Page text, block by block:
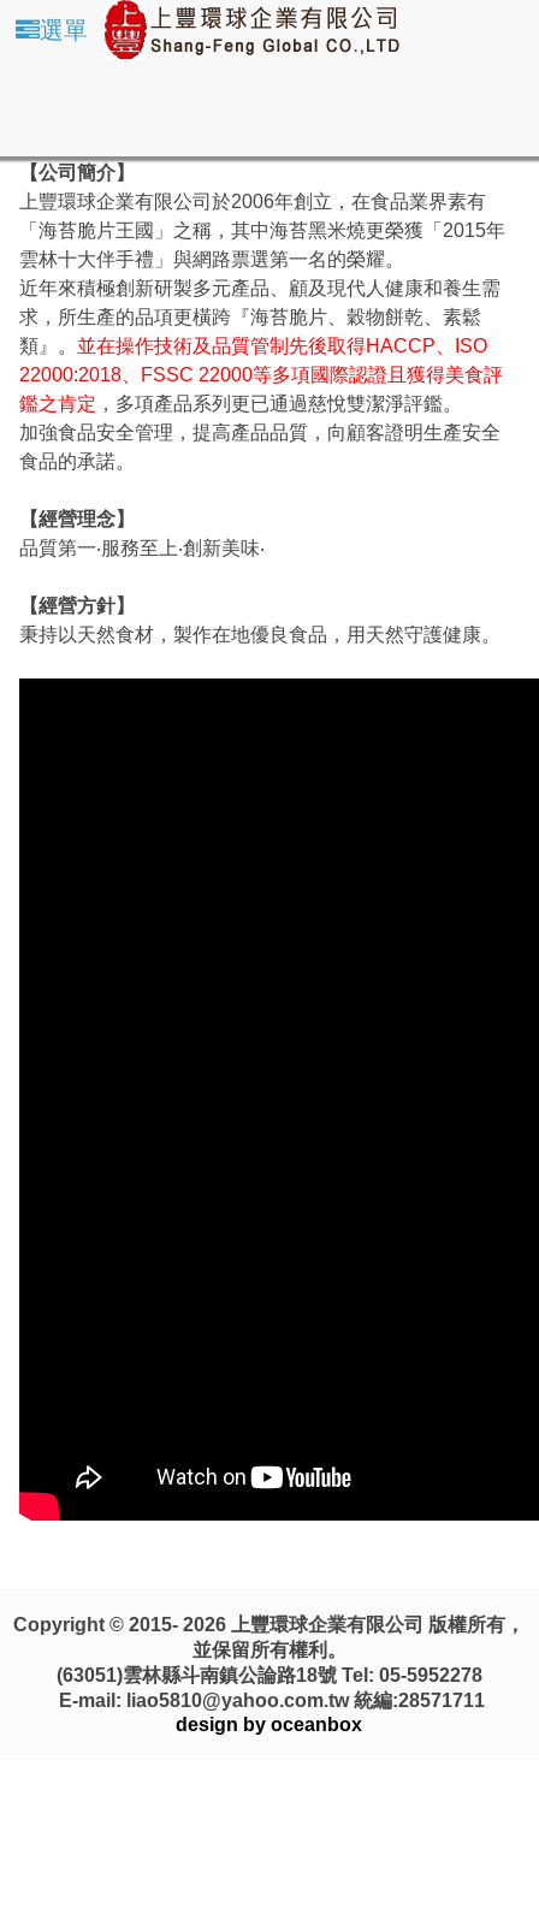
選單
【公司簡介】
上豐環球企業有限公司於2006年創立，在食品業界素有
「海苔脆片王國」之稱，其中海苔黑米燒更榮獲「2015年
雲林十大伴手禮」與網路票選第一名的榮耀。
近年來積極創新研製多元產品、顧及現代人健康和養生需
求，所生產的品項更橫跨『海苔脆片、穀物餅乾、素鬆
類』。 並在操作技術及品質管制先後取得HACCP、ISO
22000:2018、FSSC 22000等多項國際認證且獲得美食評
鑑之肯定 ，多項產品系列更已通過慈悅雙潔淨評鑑。
加強食品安全管理，提高產品品質，向顧客證明生產安全
食品的承諾。
【經營理念】
品質第一‧服務至上‧創新美味‧
【經營方針】
秉持以天然食材，製作在地優良食品，用天然守護健康。
Copyright © 2015- 2026 上豐環球企業有限公司 版權所有，
並保留所有權利。
(63051)雲林縣斗南鎮公論路18號 Tel: 05-5952278
E-mail: liao5810@yahoo.com.tw 統編:28571711
design by oceanbox